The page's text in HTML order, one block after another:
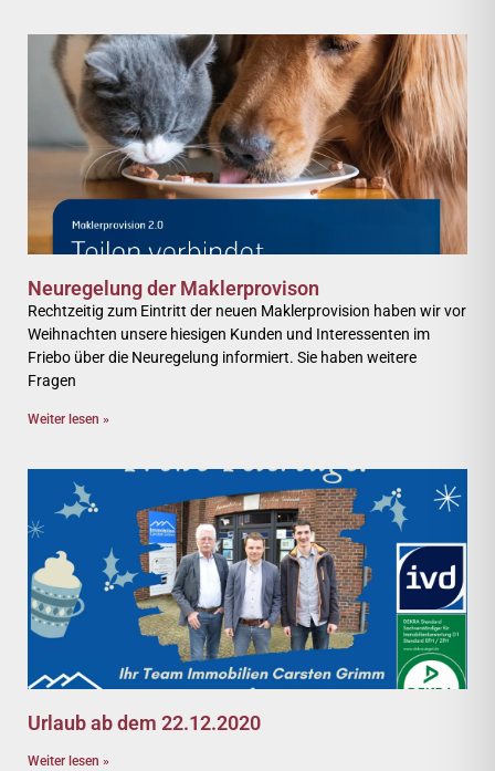
Neuregelung der Maklerprovison
Rechtzeitig zum Eintritt der neuen Maklerprovision haben wir vor
Weihnachten unsere hiesigen Kunden und Interessenten im
Friebo über die Neuregelung informiert. Sie haben weitere
Fragen
Weiter lesen »
Urlaub ab dem 22.12.2020
Weiter lesen »